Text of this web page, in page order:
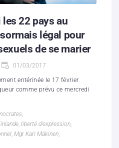
22 pays au
légal pour
de se marier
01/03/2017
entérinée le 17 février
comme prévu ce mercredi
,
, liberté d'expression,
, Mgr Kari Mäkinen,